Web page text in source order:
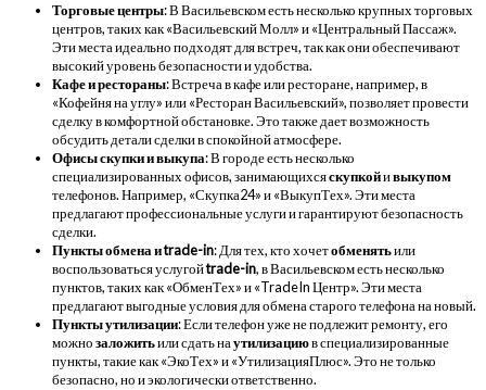
Торговые центры: В Васильевском есть несколько крупных торговых
центров, таких как «Васильевский Молл» и «Центральный Пассаж».
Эти места идеально подходят для встреч, так как они обеспечивают
высокий уровень безопасности и удобства.
Кафе и рестораны: Встреча в кафе или ресторане, например, в
«Кофейня на углу» или «Ресторан Васильевский», позволяет провести
сделку в комфортной обстановке. Это также дает возможность
обсудить детали сделки в спокойной атмосфере.
Офисы скупки и выкупа: В городе есть несколько
специализированных офисов, занимающихсяскупкойивыкупом
телефонов. Например, «Скупка24» и «ВыкупТех». Эти места
предлагают профессиональные услуги и гарантируют безопасность
сделки.
Пункты обмена и trade-in: Для тех, кто хочетобменятьили
воспользоваться услугойtrade-in, в Васильевском есть несколько
пунктов, таких как «ОбменТех» и «TradeIn Центр». Эти места
предлагают выгодные условия для обмена старого телефона на новый.
Пункты утилизации: Если телефон уже не подлежит ремонту, его
можнозаложитьили сдать наутилизациюв специализированные
пункты, такие как «ЭкоТех» и «УтилизацияПлюс». Это не только
безопасно, но и экологически ответственно.